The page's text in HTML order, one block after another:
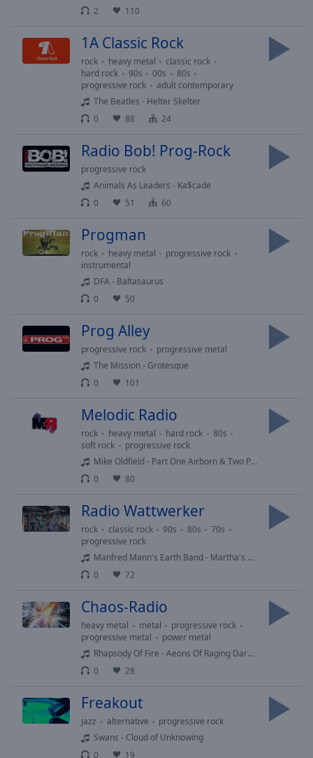
descriptions
selected
subtitles
settings
dialog
Fullscreen
Beginning
cancel
2
110
1A Classic Rock
rock heavy metal
classic rock
hard rock
90s 00s
80s
progressive rock
adult contemporary
The Beatles - Helter Skelter
0
88 24
Radio Bob! Prog-Rock
progressive rock
Animals As Leaders - Ka$cade
0
51 60
Progman
rock heavy metal
progressive rock
instrumental
DFA - Baltasaurus
0
50
Prog Alley
progressive rock
progressive metal
The Mission - Grotesque
0
101
Melodic Radio
rock heavy metal hard rock
80s
soft rock
progressive rock
Mike Oldfield - Part One Airborn & Two Platinum
0
80
Radio Wattwerker
rock classic rock 90s 80s
70s
progressive rock
Manfred Mann's Earth Band - Martha's Madman 1978
0
72
Chaos-Radio
heavy metal metal
progressive rock
progressive metal
power metal
Rhapsody Of Fire - Aeons Of Raging Darkness
0
28
Freakout
jazz alternative
progressive rock
Swans - Cloud of Unknowing
0
19